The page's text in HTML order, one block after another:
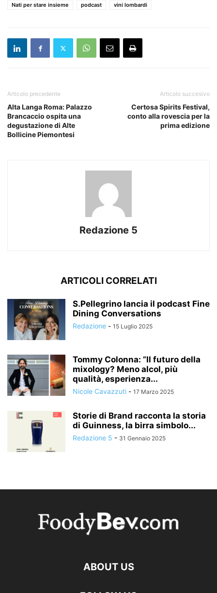
Nati per stare insieme
podcast vini lombardi
Articolo precedente
Alta Langa Roma: Palazzo
Brancaccio ospita una
degustazione di Alte
Bollicine Piemontesi
Articolo succesivo
Certosa Spirits Festival,
conto alla rovescia per la
prima edizione
Redazione 5
ARTICOLI CORRELATI
S.Pellegrino lancia il podcast Fine
Dining Conversations
Redazione - 15 Luglio 2025
Tommy Colonna: ”Il futuro della
mixology? Meno alcol, più
qualità, esperienza...
Nicole Cavazzuti - 17 Marzo 2025
Storie di Brand racconta la storia
di Guinness, la birra simbolo...
Redazione 5 - 31 Gennaio 2025
ABOUT US